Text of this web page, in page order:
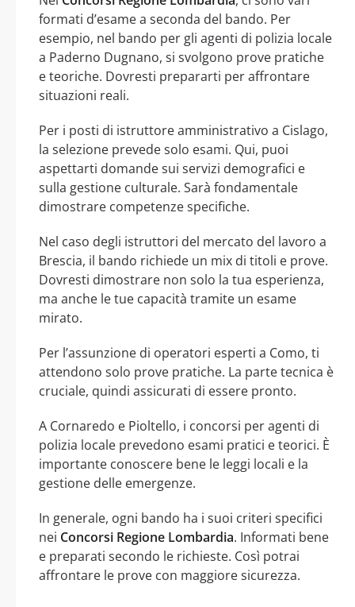
formati d’esame a seconda del bando. Per
esempio, nel bando per gli agenti di polizia locale
a Paderno Dugnano, si svolgono prove pratiche
e teoriche. Dovresti prepararti per affrontare
situazioni reali.
Per i posti di istruttore amministrativo a Cislago,
la selezione prevede solo esami. Qui, puoi
aspettarti domande sui servizi demografici e
sulla gestione culturale. Sarà fondamentale
dimostrare competenze specifiche.
Nel caso degli istruttori del mercato del lavoro a
Brescia, il bando richiede un mix di titoli e prove.
Dovresti dimostrare non solo la tua esperienza,
ma anche le tue capacità tramite un esame
mirato.
Per l’assunzione di operatori esperti a Como, ti
attendono solo prove pratiche. La parte tecnica è
cruciale, quindi assicurati di essere pronto.
A Cornaredo e Pioltello, i concorsi per agenti di
polizia locale prevedono esami pratici e teorici. È
importante conoscere bene le leggi locali e la
gestione delle emergenze.
In generale, ogni bando ha i suoi criteri specifici
nei Concorsi Regione Lombardia. Informati bene
e preparati secondo le richieste. Così potrai
affrontare le prove con maggiore sicurezza.